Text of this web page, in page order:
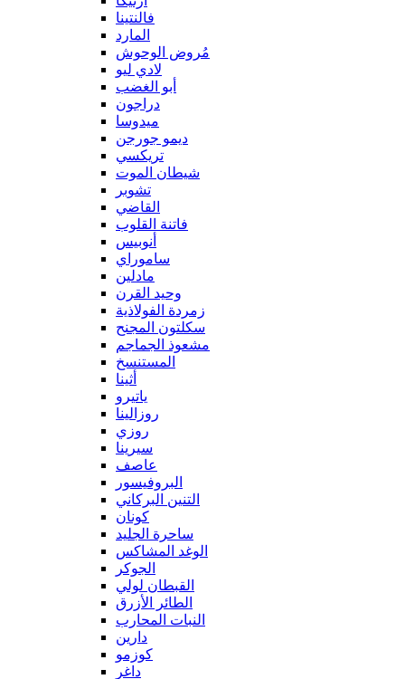
فالنتينا
المارد
مُروض الوحوش
لادي ليو
أبو الغضب
دراجون
ميدوسا
ديمو جورجن
تريكسي
شيطان الموت
تشوبر
القاضي
فاتنة القلوب
أنوبيس
ساموراي
مادلين
وحيد القرن
زمردة الفولاذية
سكلتون المجنح
مشعوذ الجماجم
المستنسخ
أثينا
ياتيرو
روزالينا
روزي
سيرينا
عاصف
البروفيسور
التنين البركاني
كونان
ساحرة الجليد
الوغد المشاكس
الجوكر
القبطان لولي
الطائر الأزرق
النبات المحارب
دارين
كوزمو
داغر